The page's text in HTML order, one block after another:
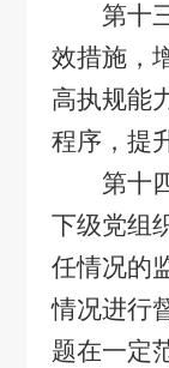
第十三
效措施，
高执规能
程序，提
第十四
下级党组
任情况的
情况进行
题在一定